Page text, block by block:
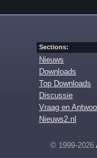
Sections:
Nieuws
Downloads
Top Downloads
Discussie
Vraag en
Nieuws2.nl
© 1999-2026